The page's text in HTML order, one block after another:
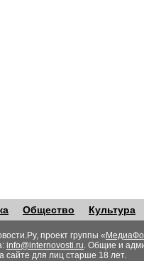
Общество Культура
проект группы «
info@internovosti.ru. Общие и
сайте для лиц старше 18 лет.